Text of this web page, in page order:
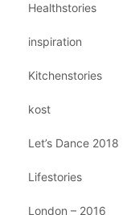
Healthstories
inspiration
Kitchenstories
kost
Let’s Dance 2018
Lifestories
London – 2016